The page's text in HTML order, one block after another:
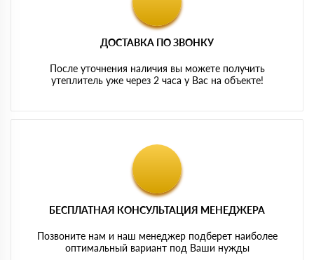
ДОСТАВКА ПО ЗВОНКУ
После уточнения наличия вы можете получить
утеплитель уже через 2 часа у Вас на объекте!
БЕСПЛАТНАЯ КОНСУЛЬТАЦИЯ МЕНЕДЖЕРА
Позвоните нам и наш менеджер подберет наиболее
оптимальный вариант под Ваши нужды